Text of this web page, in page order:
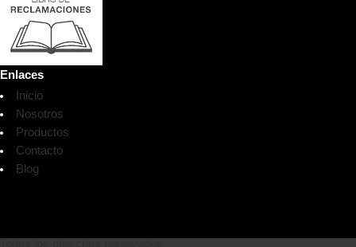
Enlaces
Inicio
Nosotros
Productos
Contacto
Blog